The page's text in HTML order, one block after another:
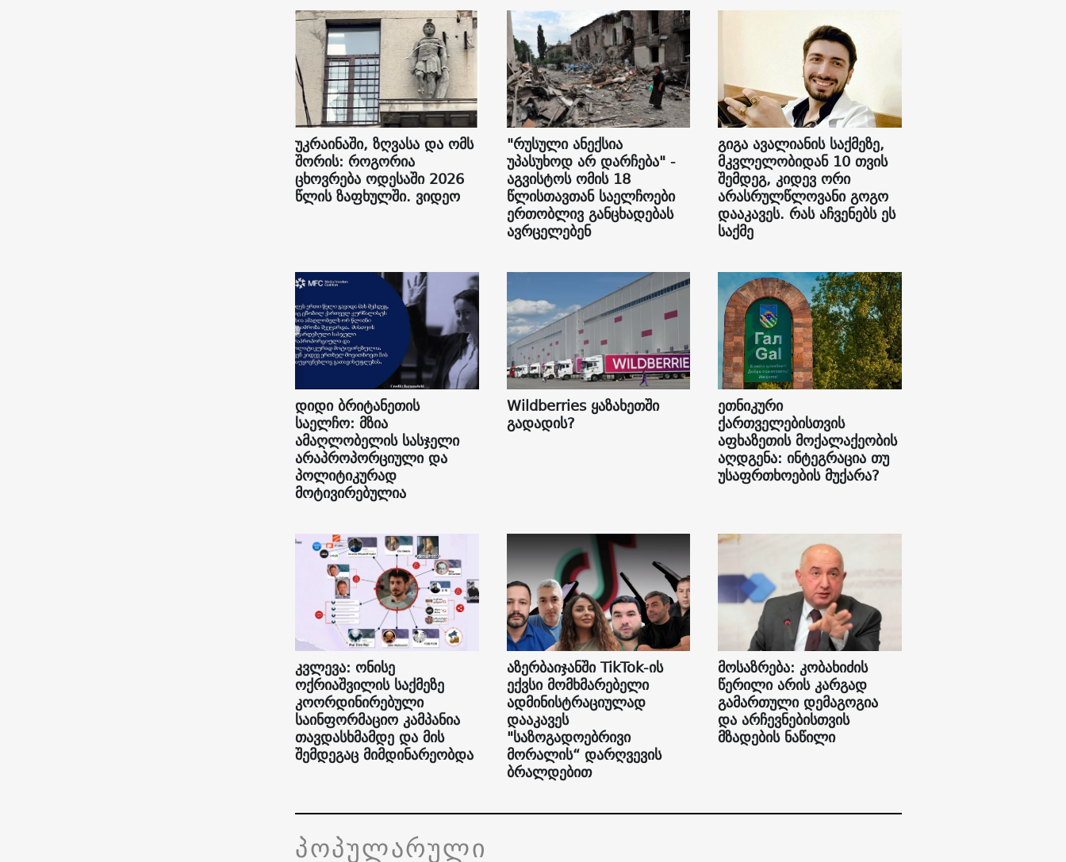
უკრაინაში, ზღვასა და ომს
შორის: როგორია
ცხოვრება ოდესაში 2026
წლის ზაფხულში. ვიდეო
"რუსული ანექსია
უპასუხოდ არ დარჩება" -
აგვისტოს ომის 18
წლისთავთან საელჩოები
ერთობლივ განცხადებას
ავრცელებენ
გიგა ავალიანის საქმეზე,
მკვლელობიდან 10 თვის
შემდეგ, კიდევ ორი
არასრულწლოვანი გოგო
დააკავეს. რას აჩვენებს ეს
საქმე
დიდი ბრიტანეთის
საელჩო: მზია
ამაღლობელის სასჯელი
არაპროპორციული და
პოლიტიკურად
მოტივირებულია
Wildberries ყაზახეთში
გადადის?
ეთნიკური
ქართველებისთვის
აფხაზეთის მოქალაქეობის
აღდგენა: ინტეგრაცია თუ
უსაფრთხოების მუქარა?
კვლევა: ონისე
ოქრიაშვილის საქმეზე
კოორდინირებული
საინფორმაციო კამპანია
თავდასხმამდე და მის
შემდეგაც მიმდინარეობდა
აზერბაიჯანში TikTok-ის
ექვსი მომხმარებელი
ადმინისტრაციულად
დააკავეს
"საზოგადოებრივი
მორალის“ დარღვევის
ბრალდებით
მოსაზრება: კობახიძის
წერილი არის კარგად
გამართული დემაგოგია
და არჩევნებისთვის
მზადების ნაწილი
პოპულარული